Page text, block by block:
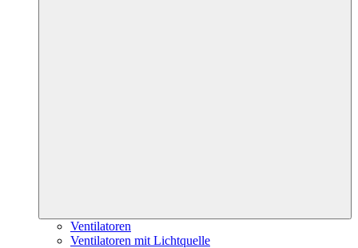
Ventilatoren
Ventilatoren mit Lichtquelle